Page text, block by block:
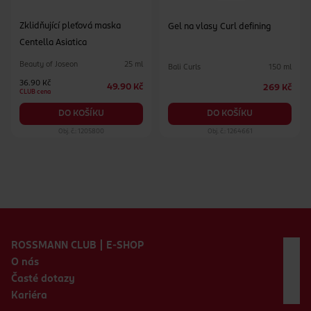
Zklidňující pleťová maska
Centella Asiatica
Beauty of Joseon 25 ml
36.90 Kč
CLUB cena
49.90 Kč
DO KOŠÍKU
Obj. č.: 1205800
Gel na vlasy Curl defining
Bali Curls 150 ml
269 Kč
DO KOŠÍKU
Obj. č.: 1264661
ROSSMANN CLUB | E-SHOP
O nás
Časté dotazy
Kariéra